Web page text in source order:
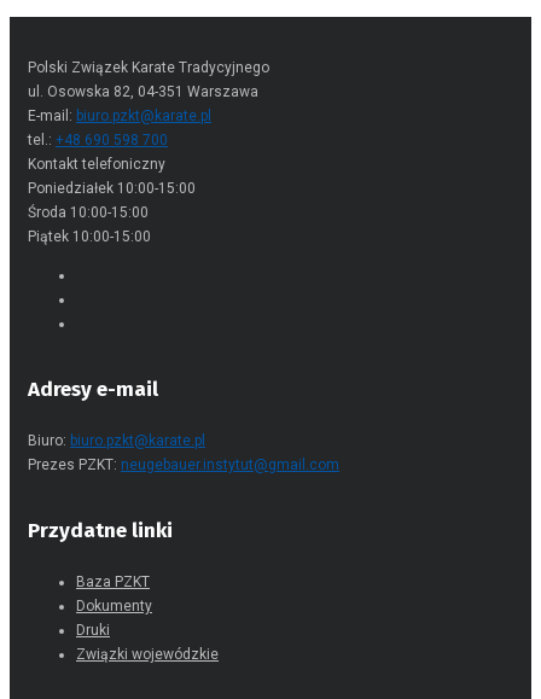
Polski Związek Karate Tradycyjnego
ul. Osowska 82, 04-351 Warszawa
E-mail:biuro.pzkt@karate.pl
tel.:+48 690 598 700
Kontakt telefoniczny
Poniedziałek 10:00-15:00
Środa 10:00-15:00
Biuro:biuro.pzkt@karate.pl
Baza PZKT
Dokumenty
Druki